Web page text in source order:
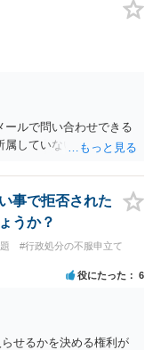
ールで問い合わせできる
属していないので。
事で拒否された
うか？
#行政処分の不服申立て
役にたった 6
せるかを決める権利が